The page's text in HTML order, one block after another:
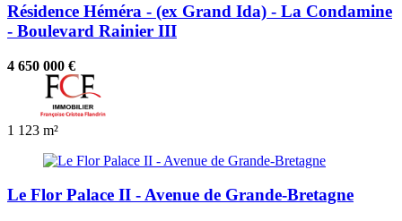
Résidence Héméra - (ex Grand Ida) - La Condamine
- Boulevard Rainier III
4 650 000 €
1 123 m²
Le Flor Palace II - Avenue de Grande-Bretagne